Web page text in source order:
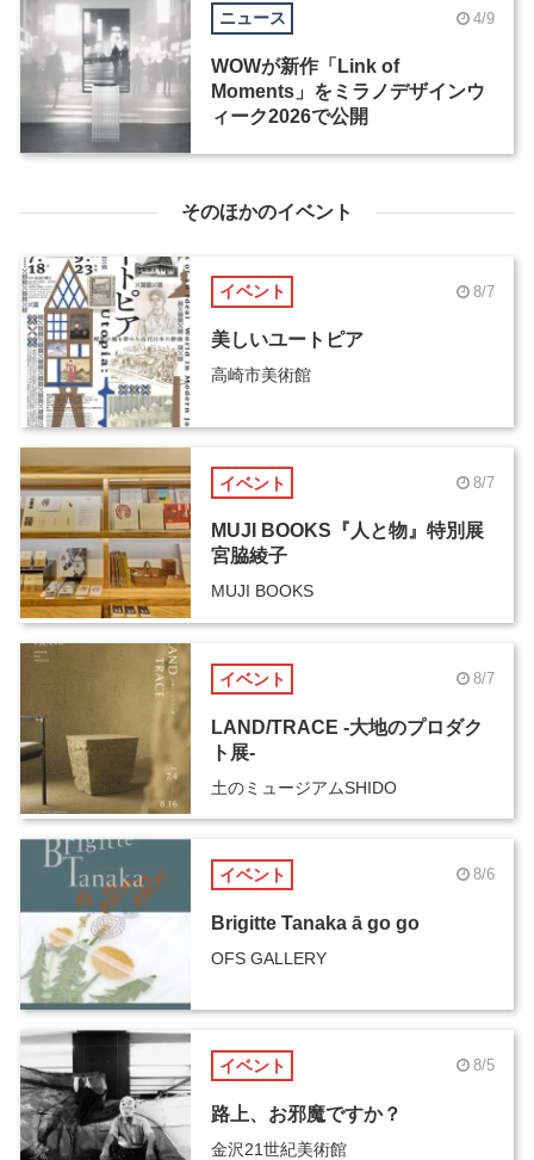
ニュース 4/9
WOWが新作「Link of
Moments」をミラノデザインウ
ィーク2026で公開
そのほかのイベント
イベント 8/7
美しいユートピア
高崎市美術館
イベント 8/7
MUJI BOOKS『人と物』特別展
宮脇綾子
MUJI BOOKS
イベント 8/7
LAND/TRACE -大地のプロダク
ト展-
土のミュージアムSHIDO
イベント 8/6
Brigitte Tanaka ā go go
OFS GALLERY
イベント 8/5
路上、お邪魔ですか？
金沢21世紀美術館